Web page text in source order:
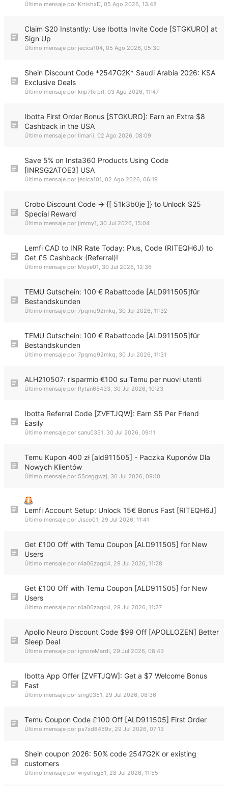
Último mensaje por KrrishxD, 05 Ago 2026, 13:48
Claim $20 Instantly: Use Ibotta Invite Code [STGKURO] at
Sign Up
Último mensaje por jecica104, 05 Ago 2026, 05:30
Shein Discount Code *2547G2K* Saudi Arabia 2026: KSA
Exclusive Deals
Último mensaje por knp7lxrprl, 03 Ago 2026, 11:47
Ibotta First Order Bonus [STGKURO]: Earn an Extra $8
Cashback in the USA
Último mensaje por limarii, 02 Ago 2026, 08:09
Save 5% on Insta360 Products Using Code
[INRSG2ATOE3] USA
Último mensaje por jecica101, 02 Ago 2026, 06:19
Crobo Discount Code → {[ 51k3b0je ]} to Unlock $25
Special Reward
Último mensaje por jimmy1, 30 Jul 2026, 15:04
Lemfi CAD to INR Rate Today: Plus, Code (RITEQH6J) to
Get £5 Cashback (Referral)!
Último mensaje por Moye01, 30 Jul 2026, 12:36
TEMU Gutschein: 100 € Rabattcode [ALD911505]für
Bestandskunden
Último mensaje por 7pqmq92mkq, 30 Jul 2026, 11:32
TEMU Gutschein: 100 € Rabattcode [ALD911505]für
Bestandskunden
Último mensaje por 7pqmq92mkq, 30 Jul 2026, 11:31
ALH210507: risparmio €100 su Temu per nuovi utenti
Último mensaje por Rytan65433, 30 Jul 2026, 10:23
Ibotta Referral Code [ZVFTJQW]: Earn $5 Per Friend
Easily
Último mensaje por sanu0351, 30 Jul 2026, 09:11
Temu Kupon 400 zł [ald911505] - Paczka Kuponów Dla
Nowych Klientów
Último mensaje por 55ceggwzj, 30 Jul 2026, 09:10
Lemfi Account Setup: Unlock 15€ Bonus Fast [RITEQH6J]
Último mensaje por Jisco01, 29 Jul 2026, 11:41
Get £100 Off with Temu Coupon [ALD911505] for New
Users
Último mensaje por r4a06zaqd4, 29 Jul 2026, 11:28
Get £100 Off with Temu Coupon [ALD911505] for New
Users
Último mensaje por r4a06zaqd4, 29 Jul 2026, 11:27
Apollo Neuro Discount Code $99 Off [APOLLOZEN] Better
Sleep Deal
Último mensaje por ignoreMardi, 29 Jul 2026, 08:43
Ibotta App Offer [ZVFTJQW]: Get a $7 Welcome Bonus
Fast
Último mensaje por sing0351, 29 Jul 2026, 08:36
Temu Coupon Code £100 Off [ALD911505] First Order
Último mensaje por ps7xd8459v, 29 Jul 2026, 07:13
Shein coupon 2026: 50% code 2547G2K or existing
customers
Último mensaje por wiyeheg51, 28 Jul 2026, 11:55